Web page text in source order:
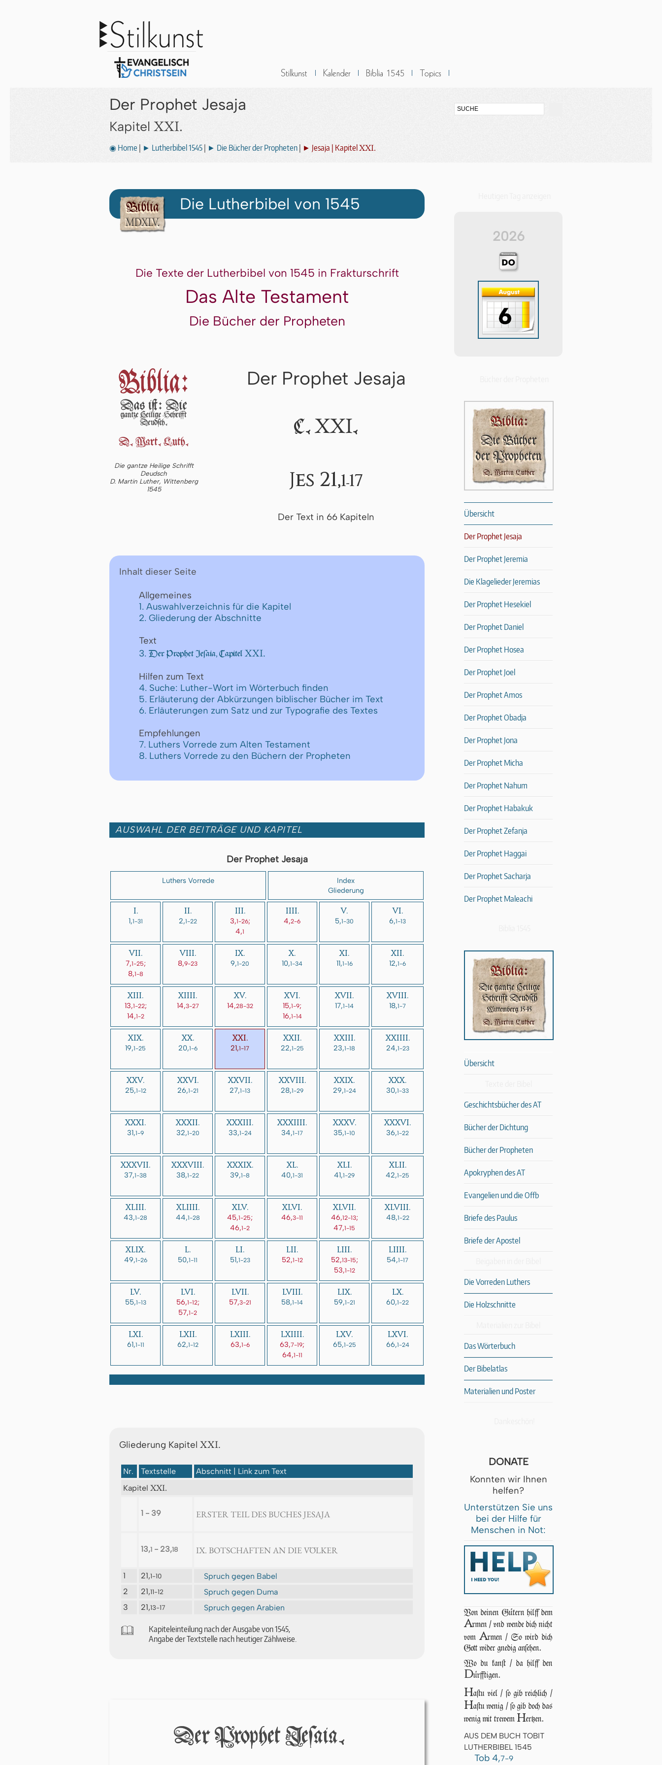
Der Prophet Jesaja
Kapitel XXI.
◉ Home ► Lutherbibel 1545 ► Die Bücher der Propheten ► Jesaja | Kapitel XXI.
Die Lutherbibel von 1545
Die Texte der Lutherbibel von 1545 in Frakturschrift
Das Alte Testament
Die Bücher der Propheten
Die gantze Heilige Schrifft
Deudsch
D. Martin Luther, Wittenberg
1545
Der Prophet Jesaja
C. XXI.
Jes 21,1-17
Der Text in 66 Kapiteln
Inhalt dieser Seite
Allgemeines
1. Auswahlverzeichnis für die Kapitel
2. Gliederung der Abschnitte
Text
3. Der Prophet Jeſaia, Capitel XXI.
Hilfen zum Text
4. Suche: Luther-Wort im Wörterbuch finden
5. Erläuterung der Abkürzungen biblischer Bücher im Text
6. Erläuterungen zum Satz und zur Typografie des Textes
Empfehlungen
7. Luthers Vorrede zum Alten Testament
8. Luthers Vorrede zu den Büchern der Propheten
AUSWAHL DER BEITRÄGE UND KAPITEL
Der Prophet Jesaja
Luthers Vorrede
Index
Gliederung
I.
1,1-31
II.
2,1-22
III.
3,1-26;
4,1
IIII.
4,2-6
V.
5,1-30
VI.
6,1-13
VII.
7,1-25;
8,1-8
VIII.
8,9-23
IX.
9,1-20
X.
10,1-34
XI.
11,1-16
XII.
12,1-6
XIII.
13,1-22;
14,1-2
XIIII.
14,3-27
XV.
14,28-32
XVI.
15,1-9;
16,1-14
XVII.
17,1-14
XVIII.
18,1-7
XIX.
19,1-25
XX.
20,1-6
XXI.
21,1-17
XXII.
22,1-25
XXIII.
23,1-18
XXIIII.
24,1-23
XXV.
25,1-12
XXVI.
26,1-21
XXVII.
27,1-13
XXVIII.
28,1-29
XXIX.
29,1-24
XXX.
30,1-33
XXXI.
31,1-9
XXXII.
32,1-20
XXXIII.
33,1-24
XXXIIII.
34,1-17
XXXV.
35,1-10
XXXVI.
36,1-22
XXXVII.
37,1-38
XXXVIII.
38,1-22
XXXIX.
39,1-8
XL.
40,1-31
XLI.
41,1-29
XLII.
42,1-25
XLIII.
43,1-28
XLIIII.
44,1-28
XLV.
45,1-25;
46,1-2
XLVI.
46,3-11
XLVII.
46,12-13;
47,1-15
XLVIII.
48,1-22
XLIX.
49,1-26
L.
50,1-11
LI.
51,1-23
LII.
52,1-12
LIII.
52,13-15;
53,1-12
LIIII.
54,1-17
LV.
55,1-13
LVI.
56,1-12;
57,1-2
LVII.
57,3-21
LVIII.
58,1-14
LIX.
59,1-21
LX.
60,1-22
LXI.
61,1-11
LXII.
62,1-12
LXIII.
63,1-6
LXIIII.
63,7-19;
64,1-11
LXV.
65,1-25
LXVI.
66,1-24
Gliederung Kapitel XXI.
Nr. Textstelle
Abschnitt | Link zum Text
Kapitel XXI.
1 - 39 ERSTER TEIL DES BUCHES JESAJA
13,1 - 23,18 IX. BOTSCHAFTEN AN DIE VÖLKER
1 21,1-10
Spruch gegen Babel
2
21,11-12
Spruch gegen Duma
3
21,13-17 Spruch gegen Arabien
🕮
Ka­pi­tel­ein­tei­lung nach der Aus­ga­be von 1545,
An­ga­be der Text­stel­le nach heu­ti­ger Zähl­wei­se.
Der Prophet Jeſáiá.
2026
Übersicht
Der Prophet Jesaja
Der Prophet Jeremia
Die Klagelieder Jeremias
Der Prophet Hesekiel
Der Prophet Daniel
Der Prophet Hosea
Der Prophet Joel
Der Prophet Amos
Der Prophet Obadja
Der Prophet Jona
Der Prophet Micha
Der Prophet Nahum
Der Prophet Habakuk
Der Prophet Zefanja
Der Prophet Haggai
Der Prophet Sacharja
Der Prophet Maleachi
Übersicht
Geschichtsbücher des AT
Bücher der Dichtung
Bücher der Propheten
Apokryphen des AT
Evangelien und die Offb
Briefe des Paulus
Briefe der Apostel
Die Vorreden Luthers
Die Holzschnitte
Das Wörterbuch
Der Bibelatlas
Materialien und Poster
DONATE
Konnten wir Ihnen
helfen?
Unterstützen Sie uns
bei der Hilfe für
Menschen in Not:
Von deinen Gütern hilff dem
Armen / vnd wende dich nicht
vomArmen / So wird dich
Gott wider gnedig anſehen.
Wo du kanſt / da hilff den
Dürfftigen.
Haſtu viel / ſo gib reichlich /
Haſtu wenig / ſo gib doch das
wenig mit trewem Hertzen.
AUS DEM BUCH TOBIT
LUTHERBIBEL 1545
Tob 4,7-9